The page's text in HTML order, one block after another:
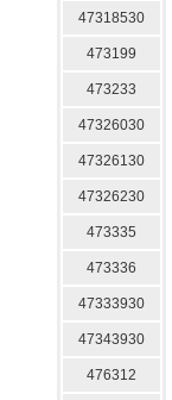
47318530
473199
473233
47326030
47326130
47326230
473335
473336
47333930
47343930
476312